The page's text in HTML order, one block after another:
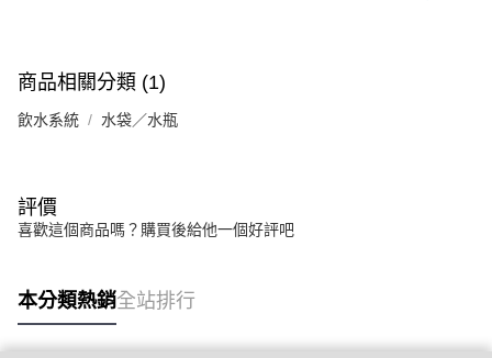
商品相關分類 (1)
飲水系統 水袋／水瓶
評價
喜歡這個商品嗎？購買後給他一個好評吧
本分類熱銷全站排行